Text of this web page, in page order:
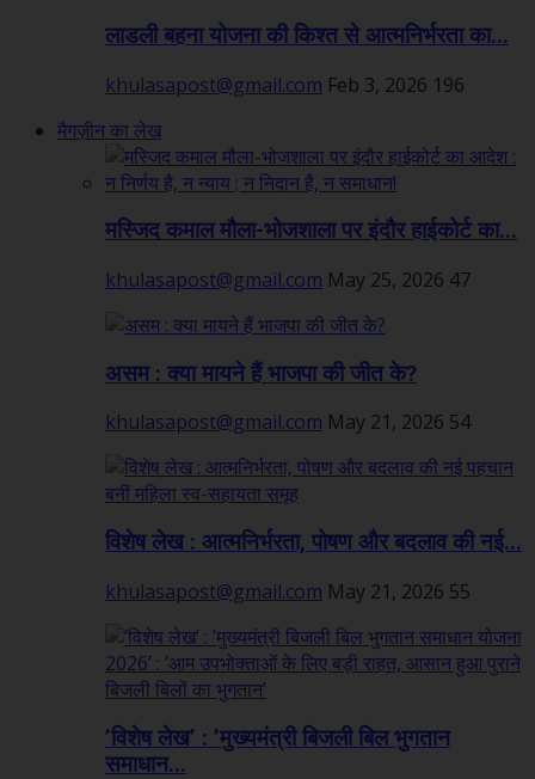
लाडली बहना योजना की किश्त से आत्मनिर्भरता का...
khulasapost@gmail.com Feb 3, 2026 196
मैगज़ीन का लेख
मस्जिद कमाल मौला-भोजशाला पर इंदौर हाईकोर्ट का...
khulasapost@gmail.com May 25, 2026 47
असम : क्या मायने हैं भाजपा की जीत के?
khulasapost@gmail.com May 21, 2026 54
विशेष लेख : आत्मनिर्भरता, पोषण और बदलाव की नई...
khulasapost@gmail.com May 21, 2026 55
’विशेष लेख’ : ’मुख्यमंत्री बिजली बिल भुगतान
समाधान...